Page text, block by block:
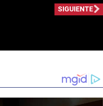
SIGUIENTE